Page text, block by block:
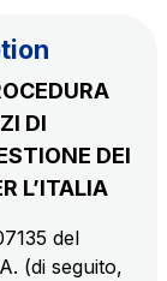
of
DI
DEI
L’ITALIA
del
(di seguito,